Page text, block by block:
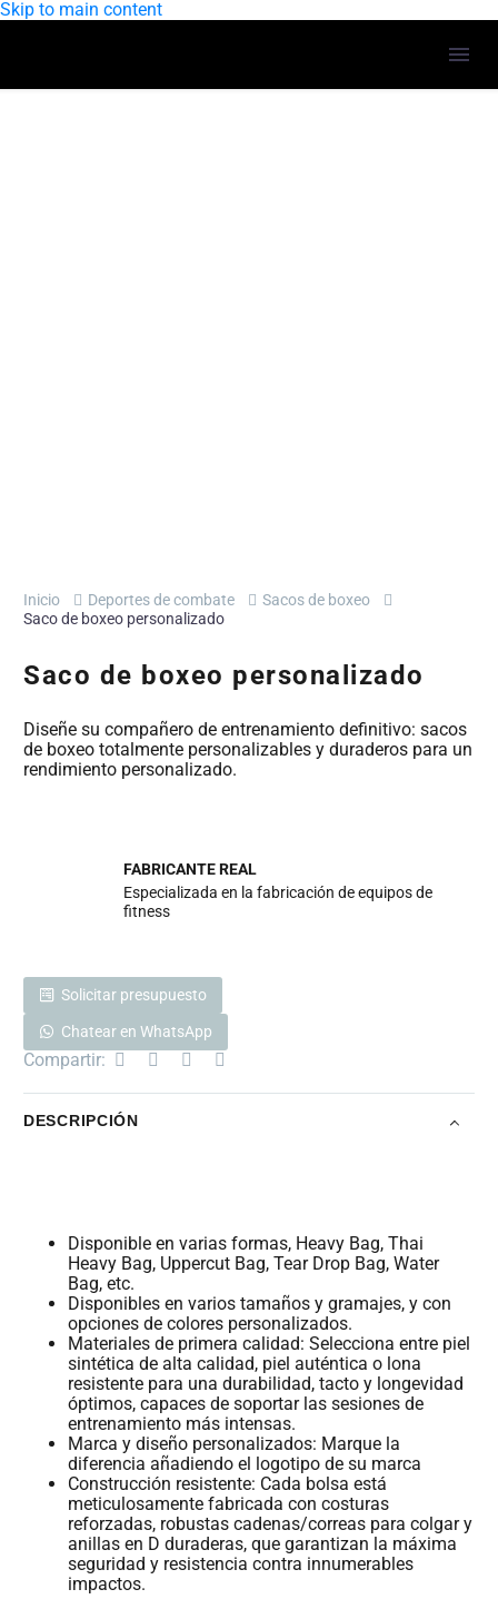
Skip to main content
Inicio Deportes de combate
Sacos de boxeo
Saco de boxeo personalizado
Saco de boxeo personalizado
Diseñe su compañero de entrenamiento definitivo: sacos
de boxeo totalmente personalizables y duraderos para un
rendimiento personalizado.
FABRICANTE REAL
Especializada en la fabricación de equipos de
fitness
Solicitar presupuesto
Chatear en WhatsApp
Compartir:
DESCRIPCIÓN
Disponible en varias formas, Heavy Bag, Thai
Heavy Bag, Uppercut Bag, Tear Drop Bag, Water
Bag, etc.
Disponibles en varios tamaños y gramajes, y con
opciones de colores personalizados.
Materiales de primera calidad: Selecciona entre piel
sintética de alta calidad, piel auténtica o lona
resistente para una durabilidad, tacto y longevidad
óptimos, capaces de soportar las sesiones de
entrenamiento más intensas.
Marca y diseño personalizados: Marque la
diferencia añadiendo el logotipo de su marca
Construcción resistente: Cada bolsa está
meticulosamente fabricada con costuras
reforzadas, robustas cadenas/correas para colgar y
anillas en D duraderas, que garantizan la máxima
seguridad y resistencia contra innumerables
impactos.